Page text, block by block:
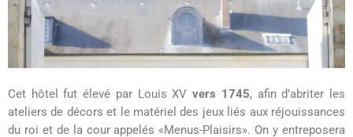
Cet hôtel fut élevé par Louis XVvers 1745, afin d’abriter les
ateliers de décors et le matériel des jeux liés aux réjouissances
du roi et de la cour appelés «Menus-Plaisirs». On y entreposera